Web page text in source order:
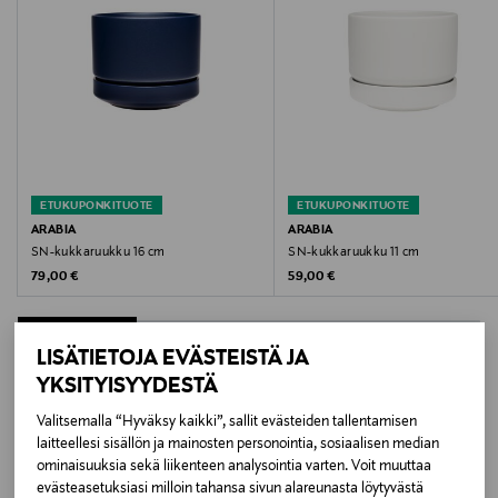
LISÄTIETOJA EVÄSTEISTÄ JA
YKSITYISYYDESTÄ
Valitsemalla “Hyväksy kaikki”, sallit evästeiden tallentamisen
laitteellesi sisällön ja mainosten personointia, sosiaalisen median
ominaisuuksia sekä liikenteen analysointia varten. Voit muuttaa
evästeasetuksiasi milloin tahansa sivun alareunasta löytyvästä
Hoito-ohjeet
Suunnittelija
Esteri Tomula
Koko
100 x 120 mm
Valmistusmaa
ETUKUPONKITUOTE
ARABIA
SN-kukkaruukku 16 cm
Original Price
79,00 €
ETUKUPONKITUOTE
ARABIA
SN-kukkaruukku 11 cm
Original Price
59,00 €
LISÄÄ KIINNOSTAVIA
TUOTTEITA